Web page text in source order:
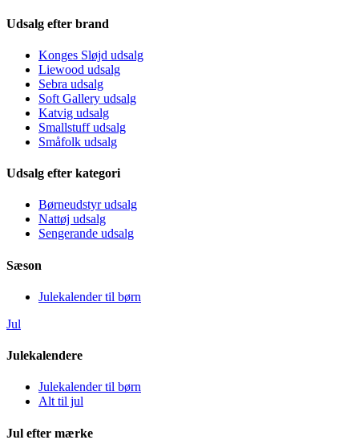
Udsalg efter brand
Konges Sløjd udsalg
Liewood udsalg
Sebra udsalg
Soft Gallery udsalg
Katvig udsalg
Smallstuff udsalg
Småfolk udsalg
Udsalg efter kategori
Børneudstyr udsalg
Nattøj udsalg
Sengerande udsalg
Sæson
Julekalender til børn
Jul
Julekalendere
Julekalender til børn
Alt til jul
Jul efter mærke